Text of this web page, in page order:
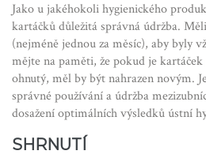
Jako u jakéhokoli hygienického
kartáčků důležitá správná údržba.
(nejméně jednou za měsíc), aby byly
mějte na paměti, že pokud je
ohnutý, měl by být nahrazen novým.
správné používání a údržba
dosažení optimálních výsledků ústní
SHRNUTÍ